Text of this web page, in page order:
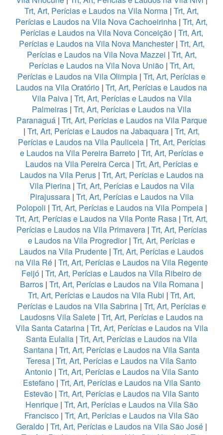
Trt, Art, Perícias e Laudos na Vila Norma | Trt, Art,
Perícias e Laudos na Vila Nova Cachoeirinha | Trt, Art,
Perícias e Laudos na Vila Nova Conceição| Trt, Art,
Perícias e Laudos na Vila Nova Manchester| Trt, Art,
Perícias e Laudos na Vila Nova Mazzei | Trt, Art,
Perícias e Laudos na Vila Nova União| Trt, Art,
Perícias e Laudos na Vila Olimpia | Trt, Art, Perícias e
Laudos na Vila Oratório | Trt, Art, Perícias e Laudos na
Vila Paiva| Trt, Art, Perícias e Laudos na Vila
Palmeiras | Trt, Art, Perícias e Laudos na Vila
Paranaguá| Trt, Art, Perícias e Laudos na Vila Parque
| Trt, Art, Perícias e Laudos na Jabaquara | Trt, Art,
Perícias e Laudos na Vila Pauliceia| Trt, Art, Perícias
e Laudos na Vila Pereira Barreto| Trt, Art, Perícias e
Laudos na Vila Pereira Cerca| Trt, Art, Perícias e
Laudos na Vila Perus| Trt, Art, Perícias e Laudos na
Vila Pierina| Trt, Art, Perícias e Laudos na Vila
Pirajussara| Trt, Art, Perícias e Laudos na Vila
Polopoli | Trt, Art, Perícias e Laudos na Vila Pompeia|
Trt, Art, Perícias e Laudos na Vila Ponte Rasa | Trt, Art,
Perícias e Laudos na Vila Primavera| Trt, Art, Perícias
e Laudos na Vila Progredior| Trt, Art, Perícias e
Laudos na Vila Prudente | Trt, Art, Perícias e Laudos
na Vila Ré | Trt, Art, Perícias e Laudos na Vila Regente
Feijó | Trt, Art, Perícias e Laudos na Vila Ribeiro de
Barros | Trt, Art, Perícias e Laudos na Vila Romana |
Trt, Art, Perícias e Laudos na Vila Rubi | Trt, Art,
Perícias e Laudos na Vila Sabrina| Trt, Art, Perícias e
Laudosns Vila Salete | Trt, Art, Perícias e Laudos na
Vila Santa Catarina| Trt, Art, Perícias e Laudos na Vila
Santa Eulalia | Trt, Art, Perícias e Laudos na Vila
Santana | Trt, Art, Perícias e Laudos na Vila Santa
Teresa | Trt, Art, Perícias e Laudos na Vila Santo
Antonio| Trt, Art, Perícias e Laudos na Vila Santo
Estefano| Trt, Art, Perícias e Laudos na Vila Santo
Estevão | Trt, Art, Perícias e Laudos na Vila Santo
Henrique| Trt, Art, Perícias e Laudos na Vila São
Francisco | Trt, Art, Perícias e Laudos na Vila São
Geraldo | Trt, Art, Perícias e Laudos na Vila São José |